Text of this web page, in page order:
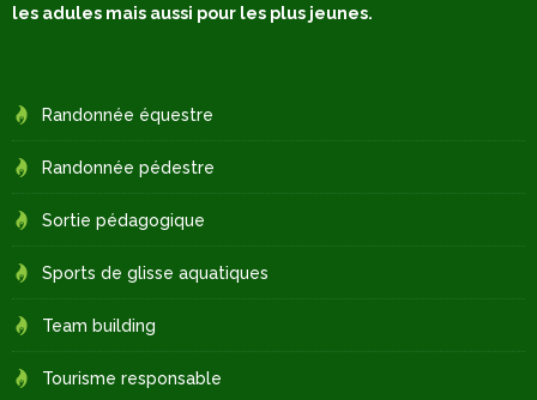
les adules mais aussi pour les plus jeunes.
Randonnée équestre
Randonnée pédestre
Sortie pédagogique
Sports de glisse aquatiques
Team building
Tourisme responsable